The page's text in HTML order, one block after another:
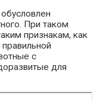
При таком
признакам, как
с
для